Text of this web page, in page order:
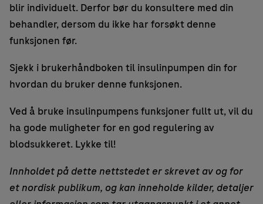
blir individuelt. Derfor bør du konsultere med din
behandler, dersom du ikke har forsøkt denne
funksjonen før.
Sjekk i brukerhåndboken til insulinpumpen din for
hvordan du bruker denne funksjonen.
Ved å bruke insulinpumpens funksjoner fullt ut, vil du
ha gode muligheter for en god regulering av
blodsukkeret. Lykke til!
Innholdet på dette nettstedet er skrevet av og for
et nordisk publikum, og kan inneholde kilder, detaljer